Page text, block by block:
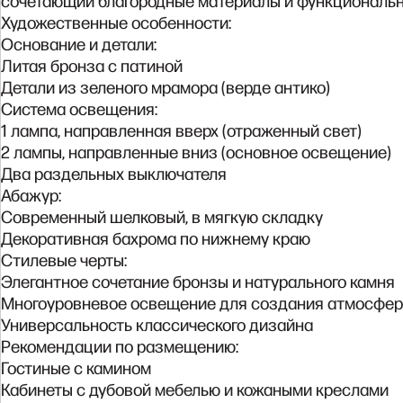
Художественные особенности:
Основание и детали:
Литая бронза с патиной
Детали из зеленого мрамора (верде антико)
Система освещения:
1 лампа, направленная вверх (отраженный свет)
2 лампы, направленные вниз (основное освещение)
Два раздельных выключателя
Абажур:
Современный шелковый, в мягкую складку
Декоративная бахрома по нижнему краю
Стилевые черты:
Элегантное сочетание бронзы и натурального камня
Многоуровневое освещение для создания
Универсальность классического дизайна
Рекомендации по размещению:
Гостиные с камином
Кабинеты с дубовой мебелью и кожаными креслами